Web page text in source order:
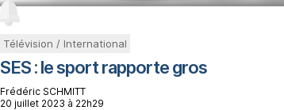
Télévision / International
SES : le sport rapporte gros
Frédéric SCHMITT
20 juillet 2023 à 22h29